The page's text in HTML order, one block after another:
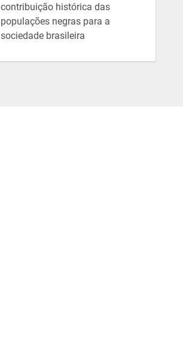
contribuição histórica das
populações negras para a
sociedade brasileira